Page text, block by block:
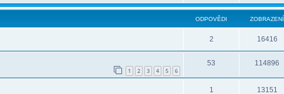
ODPOVĚDI ZOBRAZENÍ
2 16416
1 2 3 4 5 6
53 114896
1 13151